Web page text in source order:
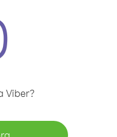
Viber?